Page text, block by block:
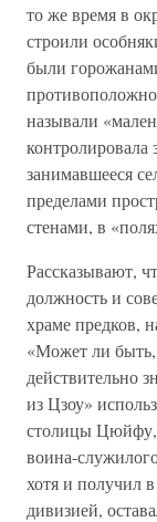
то же время в
строили
были
называли
контролировала
занимавшееся
пределами
стенами, в
Рассказывают,
должность и
храме предков,
«Может ли быть,
действительно
из Цзоу»
столицы Цюйфу,
воина-
хотя и получил
дивизией,